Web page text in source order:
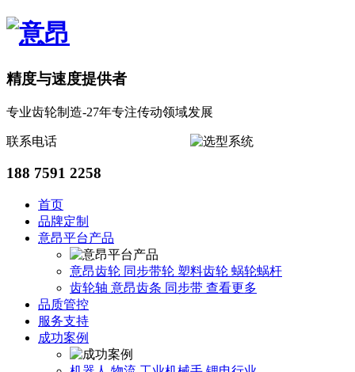
精度与速度提供者
专业齿轮制造-27年专注传动领域发展
联系电话
188 7591 2258
首页
品牌定制
意昂平台产品
意昂齿轮 同步带轮 塑料齿轮 蜗轮蜗杆
齿轮轴 意昂齿条 同步带 查看更多
品质管控
服务支持
成功案例